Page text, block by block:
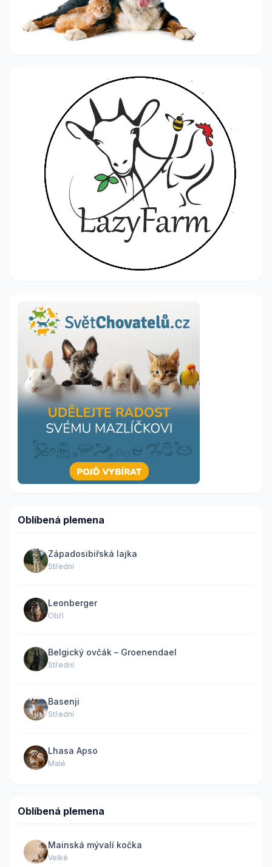
Oblíbená plemena
Západosibiřská lajka
Střední
Leonberger
Obří
Belgický ovčák – Groenendael
Střední
Basenji
Střední
Lhasa Apso
Malé
Oblíbená plemena
Mainská mývalí kočka
Velké